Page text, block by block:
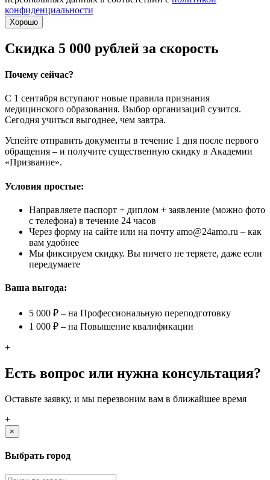
конфиденциальности
Хорошо
Скидка 5 000 рублей за скорость
Почему сейчас?
С 1 сентября вступают новые правила признания
медицинского образования. Выбор организаций сузится.
Сегодня учиться выгоднее, чем завтра.
Успейте отправить документы в течение 1 дня после первого
обращения – и получите существенную скидку в Академии
«Призвание».
Условия простые:
Направляете паспорт + диплом + заявление (можно фото
с телефона) в течение 24 часов
Через форму на сайте или на почту amo@24amo.ru – как
вам удобнее
Мы фиксируем скидку. Вы ничего не теряете, даже если
передумаете
Ваша выгода:
5 000 ₽ – на Профессиональную переподготовку
1 000 ₽ – на Повышение квалификации
+
Есть вопрос или нужна консультация?
Оставьте заявку, и мы перезвоним вам в ближайшее время
+
×
Выбрать город